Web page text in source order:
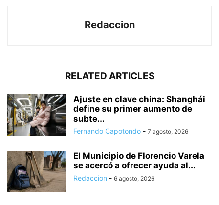
Redaccion
RELATED ARTICLES
Ajuste en clave china: Shanghái
define su primer aumento de
subte...
Fernando Capotondo - 7 agosto, 2026
El Municipio de Florencio Varela
se acercó a ofrecer ayuda al...
Redaccion - 6 agosto, 2026